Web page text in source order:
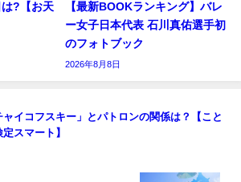
は?【お天
【最新BOOKランキング】バレ
ー女子日本代表 石川真佑選手初
のフォトブック
2026年8月8日
ャイコフスキー」とパトロンの関係は？【こと
定スマート】